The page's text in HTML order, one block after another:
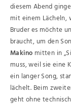
diesem Abend
mit einem Lächeln,
Bruder es möchte
braucht, um den
Makino mitten in
muss, weil sie eine
ein langer Song,
lächelt. Beim
geht ohne